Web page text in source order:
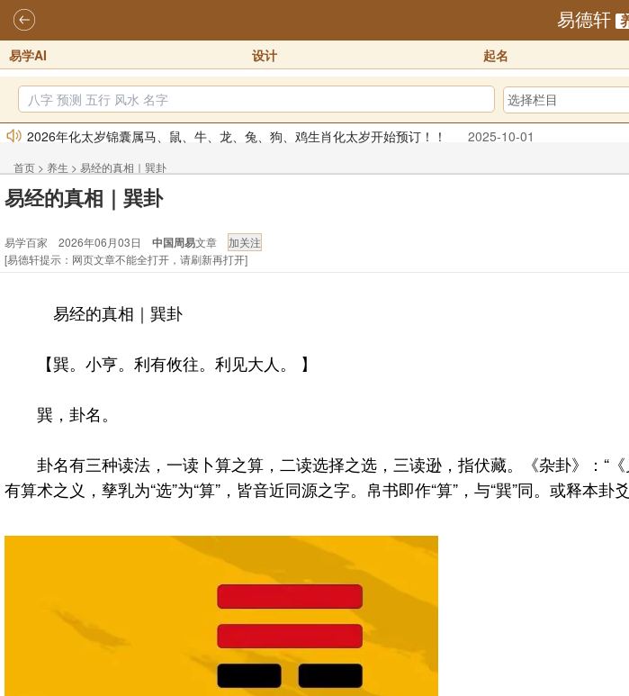
易德轩
易学AI 设计 起名
2026年化太岁锦囊属马、鼠、牛、龙、兔、狗、鸡生肖化太岁开始预订！！
2025-10-01
2026丙午年铁笔居士精批年运说明
易德轩首席风水大师铁笔居士简介！！
易德轩通告：本网站易德轩商标及LOGO注册声明
易德轩易学ai，ai批八字紫微命理相学，ai智能体客服系统开通，欢迎体验！！
易德轩网重构及升能完成，欢迎大家来体验新程序及感觉！！
首页 > 养生 > 易经的真相｜巽卦
易经的真相｜巽卦
易学百家 2026年06月03日 中国周易文章
[易德轩提示：网页文章不能全打开，请刷新再打开]
易经的真相｜巽卦
【巽。小亨。利有攸往。利见大人。 】
巽，卦名。
卦名有三种读法，一读卜算之算，二读选择之选，三读逊，指伏藏。《杂卦》：“《
有算术之义，孳乳为“选”为“算”，皆音近同源之字。帛书即作“算”，与“巽”同。或释本卦